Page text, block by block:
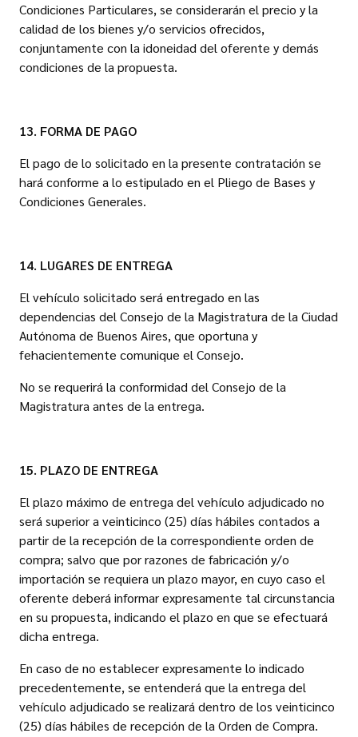
Condiciones Particulares, se considerarán el precio y la
calidad de los bienes y/o servicios ofrecidos,
conjuntamente con la idoneidad del oferente y demás
condiciones de la propuesta.
13. FORMA DE PAGO
El pago de lo solicitado en la presente contratación se
hará conforme a lo estipulado en el Pliego de Bases y
Condiciones Generales.
14. LUGARES DE ENTREGA
El vehículo solicitado será entregado en las
dependencias del Consejo de la Magistratura de la Ciudad
Autónoma de Buenos Aires, que oportuna y
fehacientemente comunique el Consejo.
No se requerirá la conformidad del Consejo de la
Magistratura antes de la entrega.
15. PLAZO DE ENTREGA
El plazo máximo de entrega del vehículo adjudicado no
será superior a veinticinco (25) días hábiles contados a
partir de la recepción de la correspondiente orden de
compra; salvo que por razones de fabricación y/o
importación se requiera un plazo mayor, en cuyo caso el
oferente deberá informar expresamente tal circunstancia
en su propuesta, indicando el plazo en que se efectuará
dicha entrega.
En caso de no establecer expresamente lo indicado
precedentemente, se entenderá que la entrega del
vehículo adjudicado se realizará dentro de los veinticinco
(25) días hábiles de recepción de la Orden de Compra.